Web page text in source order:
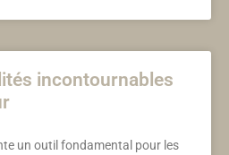
incontournables
un outil fondamental pour les